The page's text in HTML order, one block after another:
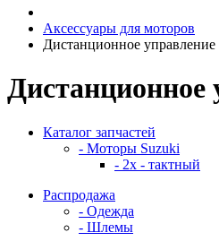
Аксессуары для моторов
Дистанционное управление
Дистанционное
Каталог запчастей
- Моторы Suzuki
- 2x - тактный
Распродажа
- Одежда
- Шлемы